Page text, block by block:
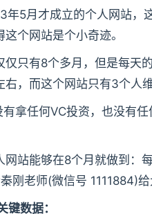
月才成立的个人网站，
个网站是个小奇迹。
只有8个多月，但是每天
右，而这个网站只有3个人
任何VC投资，也没有任
站能够在8个月就做到：
刚老师(微信号 1111884)给
数据：